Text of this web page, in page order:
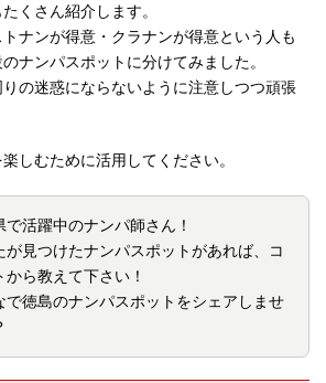
くさん紹介します。
ナンが得意・クラナンが得意という人も
ナンパスポットに分けてみました。
の迷惑にならないように注意しつつ頑張
しむために活用してください。
で活躍中のナンパ師さん！
が見つけたナンパスポットがあれば、コ
から教えて下さい！
で徳島のナンパスポットをシェアしませ